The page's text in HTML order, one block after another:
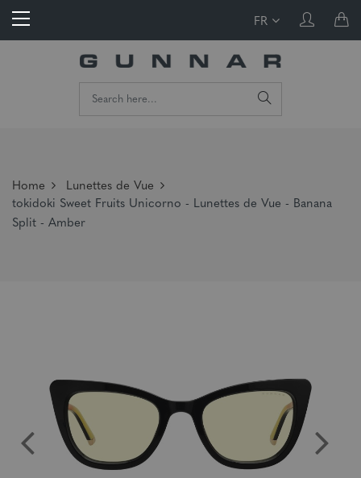
FR
Home
Lunettes de Vue
tokidoki Sweet Fruits Unicorno - Lunettes de Vue - Banana
Split - Amber